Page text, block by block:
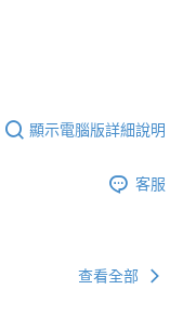
顯示電腦版詳細說明
客服
查看全部